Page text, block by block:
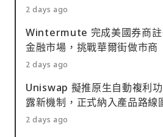
2 days ago
Wintermute 完成美國券商註
金融市場，挑戰華爾街做市商
2 days ago
Uniswap 擬推原生自動複利
露新機制，正式納入產品路線
2 days ago